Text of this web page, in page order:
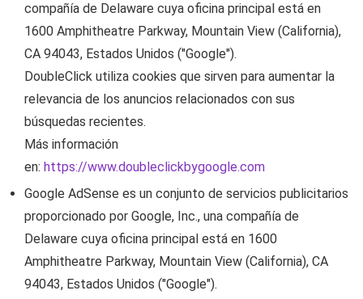
compañía de Delaware cuya oficina principal está en
1600 Amphitheatre Parkway, Mountain View (California),
CA 94043, Estados Unidos ("Google").
DoubleClick utiliza cookies que sirven para aumentar la
relevancia de los anuncios relacionados con sus
búsquedas recientes.
Más información
en: https://www.doubleclickbygoogle.com
Google AdSense es un conjunto de servicios publicitarios
proporcionado por Google, Inc., una compañía de
Delaware cuya oficina principal está en 1600
Amphitheatre Parkway, Mountain View (California), CA
94043, Estados Unidos ("Google").